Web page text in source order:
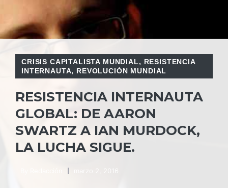
CRISIS CAPITALISTA MUNDIAL, RESISTENCIA
INTERNAUTA, REVOLUCIÓN MUNDIAL
RESISTENCIA INTERNAUTA
GLOBAL: DE AARON
SWARTZ A IAN MURDOCK,
LA LUCHA SIGUE.